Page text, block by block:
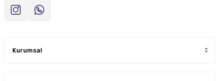
Kurumsal